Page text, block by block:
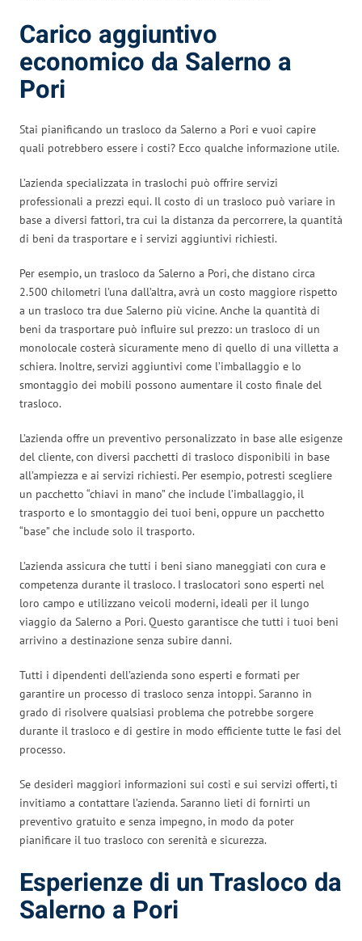
Carico aggiuntivo
economico da Salerno a
Pori
Stai pianificando un trasloco da Salerno a Pori e vuoi capire
quali potrebbero essere i costi? Ecco qualche informazione utile.
L’azienda specializzata in traslochi può offrire servizi
professionali a prezzi equi. Il costo di un trasloco può variare in
base a diversi fattori, tra cui la distanza da percorrere, la quantità
di beni da trasportare e i servizi aggiuntivi richiesti.
Per esempio, un trasloco da Salerno a Pori, che distano circa
2.500 chilometri l’una dall’altra, avrà un costo maggiore rispetto
a un trasloco tra due Salerno più vicine. Anche la quantità di
beni da trasportare può influire sul prezzo: un trasloco di un
monolocale costerà sicuramente meno di quello di una villetta a
schiera. Inoltre, servizi aggiuntivi come l’imballaggio e lo
smontaggio dei mobili possono aumentare il costo finale del
trasloco.
L’azienda offre un preventivo personalizzato in base alle esigenze
del cliente, con diversi pacchetti di trasloco disponibili in base
all’ampiezza e ai servizi richiesti. Per esempio, potresti scegliere
un pacchetto “chiavi in mano” che include l’imballaggio, il
trasporto e lo smontaggio dei tuoi beni, oppure un pacchetto
“base” che include solo il trasporto.
L’azienda assicura che tutti i beni siano maneggiati con cura e
competenza durante il trasloco. I traslocatori sono esperti nel
loro campo e utilizzano veicoli moderni, ideali per il lungo
viaggio da Salerno a Pori. Questo garantisce che tutti i tuoi beni
arrivino a destinazione senza subire danni.
Tutti i dipendenti dell’azienda sono esperti e formati per
garantire un processo di trasloco senza intoppi. Saranno in
grado di risolvere qualsiasi problema che potrebbe sorgere
durante il trasloco e di gestire in modo efficiente tutte le fasi del
processo.
Se desideri maggiori informazioni sui costi e sui servizi offerti, ti
invitiamo a contattare l’azienda. Saranno lieti di fornirti un
preventivo gratuito e senza impegno, in modo da poter
pianificare il tuo trasloco con serenità e sicurezza.
Esperienze di un Trasloco da
Salerno a Pori